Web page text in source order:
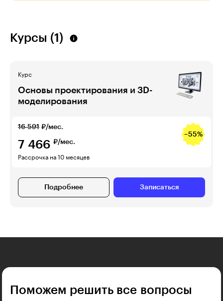
Курсы (1)
Курс
Основы проектирования и 3D-
моделирования
16 591 ₽/мес.
−55%
7 466 ₽/мес.
Рассрочка на 10 месяцев
Подробнее Записаться
Поможем решить все вопросы